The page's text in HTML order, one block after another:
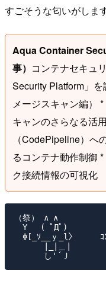
すごそうな匂いがしま
Aqua Container
事） コンテナセキュ
Security Platform」
メージスキャン編）
キャンのさらなる活
（CodePipeline）へ
るコンテナ動作制御
ク接続情報の可視化
（祭） ∧ ∧
Y　 ( ﾟДﾟ)
Φ[_ｿ__ｙ_l〉     ｺﾝ